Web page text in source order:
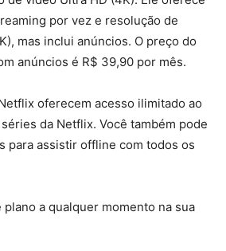
por vez e resolução de
mas inclui anúncios. O preço do
anúncios é R$ 39,90 por mês.
oferecem acesso ilimitado ao
da Netflix. Você também pode
para assistir offline com todos os
a qualquer momento na sua